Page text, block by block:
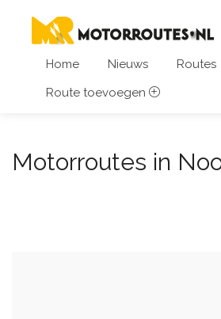
Home Nieuws Routes
Route toevoegen
Motorroutes in